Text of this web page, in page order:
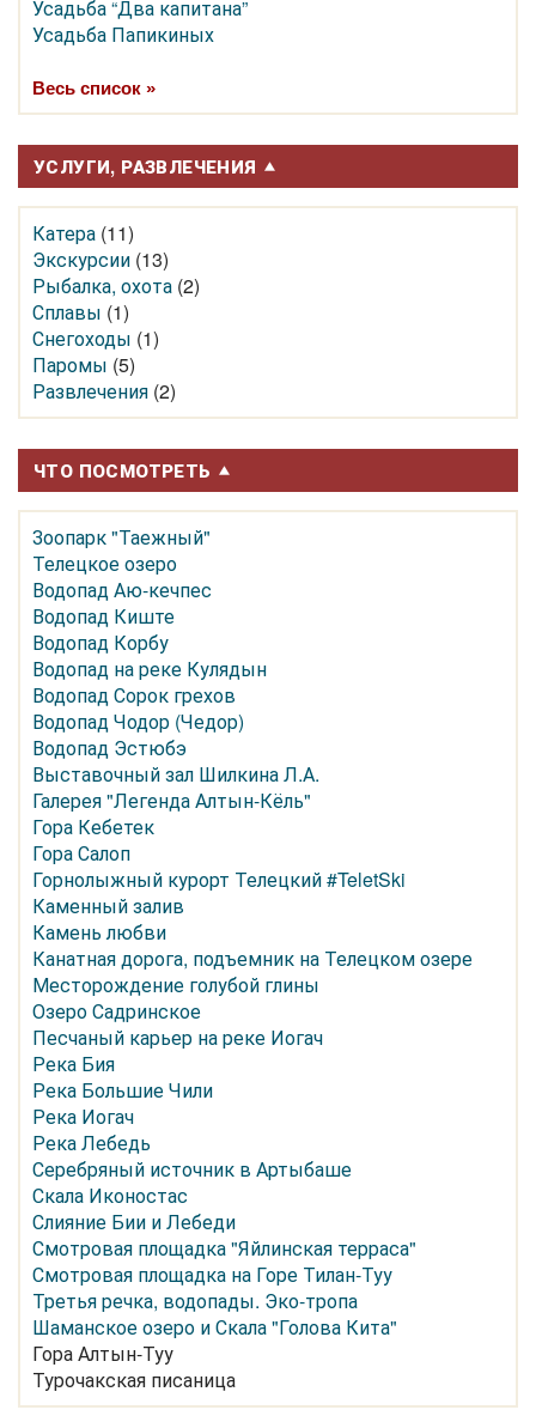
Усадьба “Два капитана”
Усадьба Папикиных
Весь список »
УСЛУГИ, РАЗВЛЕЧЕНИЯ
Катера (11)
Экскурсии (13)
Рыбалка, охота (2)
Сплавы (1)
Снегоходы (1)
Паромы (5)
Развлечения (2)
ЧТО ПОСМОТРЕТЬ
Зоопарк "Таежный"
Телецкое озеро
Водопад Аю-кечпес
Водопад Киште
Водопад Корбу
Водопад на реке Кулядын
Водопад Сорок грехов
Водопад Чодор (Чедор)
Водопад Эстюбэ
Выставочный зал Шилкина Л.А.
Галерея "Легенда Алтын-Кёль"
Гора Кебетек
Гора Салоп
Горнолыжный курорт Телецкий #TeletSki
Каменный залив
Камень любви
Канатная дорога, подъемник на Телецком озере
Месторождение голубой глины
Озеро Садринское
Песчаный карьер на реке Иогач
Река Бия
Река Большие Чили
Река Иогач
Река Лебедь
Серебряный источник в Артыбаше
Скала Иконостас
Слияние Бии и Лебеди
Смотровая площадка "Яйлинская терраса"
Смотровая площадка на Горе Тилан-Туу
Третья речка, водопады. Эко-тропа
Шаманское озеро и Скала "Голова Кита"
Гора Алтын-Туу
Турочакская писаница